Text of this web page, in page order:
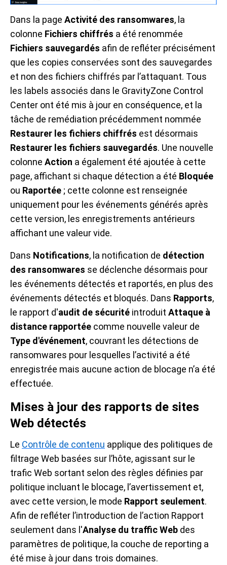
Dans la page Activité des ransomwares, la
colonne Fichiers chiffrés a été renommée
Fichiers sauvegardés afin de refléter précisément
que les copies conservées sont des sauvegardes
et non des fichiers chiffrés par l’attaquant. Tous
les labels associés dans le GravityZone Control
Center ont été mis à jour en conséquence, et la
tâche de remédiation précédemment nommée
Restaurer les fichiers chiffrés est désormais
Restaurer les fichiers sauvegardés. Une nouvelle
colonne Action a également été ajoutée à cette
page, affichant si chaque détection a été Bloquée
ou Raportée ; cette colonne est renseignée
uniquement pour les événements générés après
cette version, les enregistrements antérieurs
affichant une valeur vide.
Dans Notifications, la notification de détection
des ransomwares se déclenche désormais pour
les événements détectés et raportés, en plus des
événements détectés et bloqués. Dans Rapports,
le rapport d'audit de sécurité introduit Attaque à
distance rapportée comme nouvelle valeur de
Type d'événement, couvrant les détections de
ransomwares pour lesquelles l’activité a été
enregistrée mais aucune action de blocage n’a été
effectuée.
Mises à jour des rapports de sites
Web détectés
Le Contrôle de contenu applique des politiques de
filtrage Web basées sur l’hôte, agissant sur le
trafic Web sortant selon des règles définies par
politique incluant le blocage, l’avertissement et,
avec cette version, le mode Rapport seulement.
Afin de refléter l’introduction de l’action Rapport
seulement dans l'Analyse du traffic Web des
paramètres de politique, la couche de reporting a
été mise à jour dans trois domaines.